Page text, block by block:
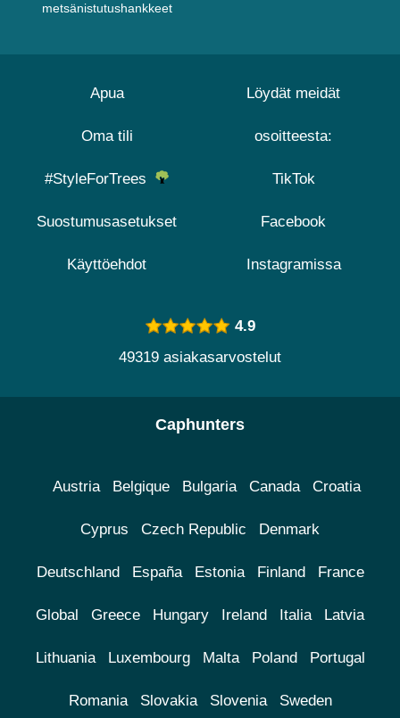
metsänistutushankkeet
Apua
Oma tili
#StyleForTrees
Suostumusasetukset
Käyttöehdot
Löydät meidät
osoitteesta:
TikTok
Facebook
Instagramissa
4.9
49319 asiakasarvostelut
Caphunters
Austria Belgique Bulgaria Canada Croatia
Cyprus Czech Republic Denmark
Deutschland España Estonia Finland France
Global Greece Hungary Ireland Italia Latvia
Lithuania Luxembourg Malta Poland Portugal
Romania Slovakia Slovenia Sweden